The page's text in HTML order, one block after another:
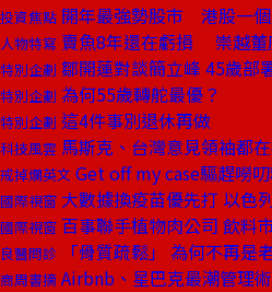
投資焦點 開年最強勢股市 港股一個
人物特寫 賣魚8年還在虧損 崇越董
特別企劃 鄒開蓮對談簡立峰 45歲部
特別企劃 為何55歲轉舵最優？
特別企劃 這4件事別退休再做
科技風雲 馬斯克、台灣意見領袖都
戒掉爛英文 Get off my case驅趕嘮
國際視窗 大數據換疫苗優先打 以色
國際視窗 百事聯手植物肉公司 飲料
良醫問診 「骨質疏鬆」 為何不再是
商周書摘 Airbnb、星巴克最潮管理